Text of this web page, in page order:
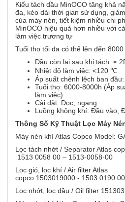
Kiểu tách dầu MinOCO tăng khả
đa, kéo dài thời gian sử dụng,
của máy nén, tiết kiệm nhiều chi
MinOCO hiệu quả hơn nhiều với
làm việc trương tự
Tuổi thọ tối đa có thể lên đến 8000
Dầu còn lại sau khi tách: ≤
Nhiệt độ làm việc: <120 ℃
Áp suất chênh lệch ban
Tuổi thọ: 6000-8000h (Áp
làm việc)
Cài đặt: Dọc, ngang
Luồng không khí: Đầu vào,
Thông Số Kỹ Thuật Lọc Máy
Máy nén khí Atlas Copco Model:
Lọc tách nhớt / Separator Atlas
1513 0058 00 – 1513-0058-00
Lọc gió, lọc khí / Air filter Atlas
copco 1503019000 - 1503 0190
Lọc nhớt, lọc dầu / Oil filter